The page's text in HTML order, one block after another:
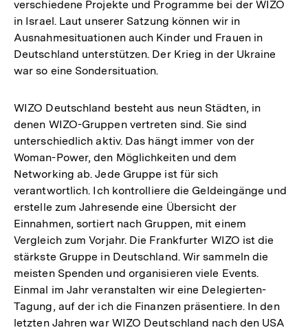
verschiedene Projekte und Programme bei der WIZO
in Israel. Laut unserer Satzung können wir in
Ausnahmesituationen auch Kinder und Frauen in
Deutschland unterstützen. Der Krieg in der Ukraine
war so eine Sondersituation.
WIZO Deutschland besteht aus neun Städten, in
denen WIZO-Gruppen vertreten sind. Sie sind
unterschiedlich aktiv. Das hängt immer von der
Woman-Power, den Möglichkeiten und dem
Networking ab. Jede Gruppe ist für sich
verantwortlich. Ich kontrolliere die Geldeingänge und
erstelle zum Jahresende eine Übersicht der
Einnahmen, sortiert nach Gruppen, mit einem
Vergleich zum Vorjahr. Die Frankfurter WIZO ist die
stärkste Gruppe in Deutschland. Wir sammeln die
meisten Spenden und organisieren viele Events.
Einmal im Jahr veranstalten wir eine Delegierten-
Tagung, auf der ich die Finanzen präsentiere. In den
letzten Jahren war WIZO Deutschland nach den USA